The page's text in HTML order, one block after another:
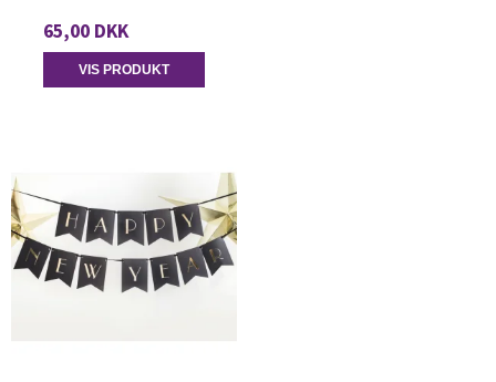
65,00 DKK
VIS PRODUKT